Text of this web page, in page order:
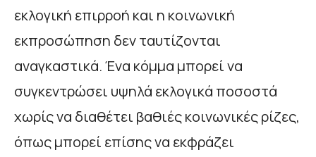
εκλογική επιρροή και η κοινωνική
εκπροσώπηση δεν ταυτίζονται
αναγκαστικά. Ένα κόμμα μπορεί να
συγκεντρώσει υψηλά εκλογικά ποσοστά
χωρίς να διαθέτει βαθιές κοινωνικές ρίζες,
όπως μπορεί επίσης να εκφράζει